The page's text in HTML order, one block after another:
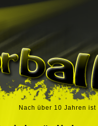
Nach über 10 Jahren ist